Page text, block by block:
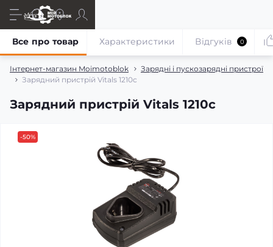
Інтернет-магазин Moimotoblok
Зарядні і пускозарядні пристрої
Зарядний пристрій Vitals 1210c
Зарядний пристрій Vitals 1210c
Все про товар Характеристики Відгуків 0
-50%